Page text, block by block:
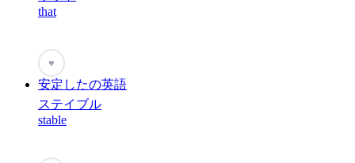
that
♥
安定したの英語
ステイブル
stable